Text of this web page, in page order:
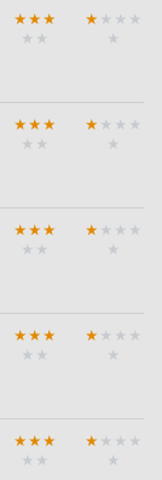
★ ★ ★
★ ★
★ ★ ★ ★
★
★ ★ ★
★ ★
★ ★ ★ ★
★
★ ★ ★
★ ★
★ ★ ★ ★
★
★ ★ ★
★ ★
★ ★ ★ ★
★
★ ★ ★
★ ★
★ ★ ★ ★
★